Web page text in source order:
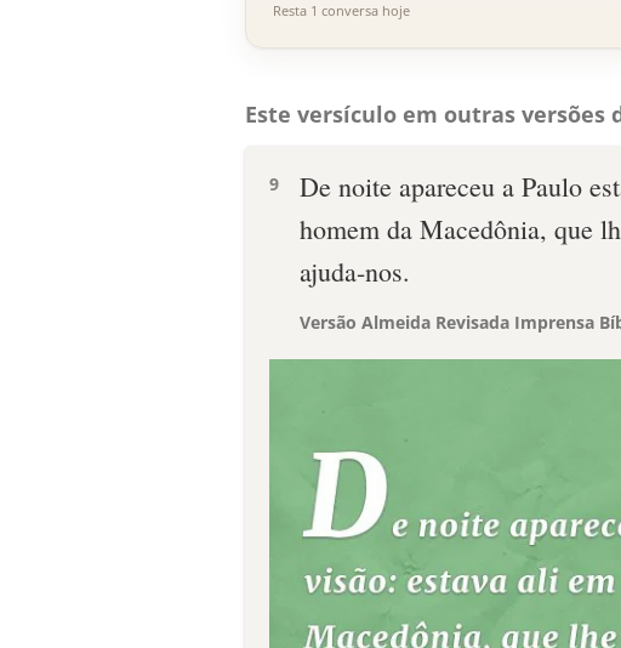
Resta 1 conversa hoje
Este versículo em outras versões
9
De noite apareceu a Paulo
homem da Macedônia, que
ajuda-nos.
Versão Almeida Revisada Imprensa